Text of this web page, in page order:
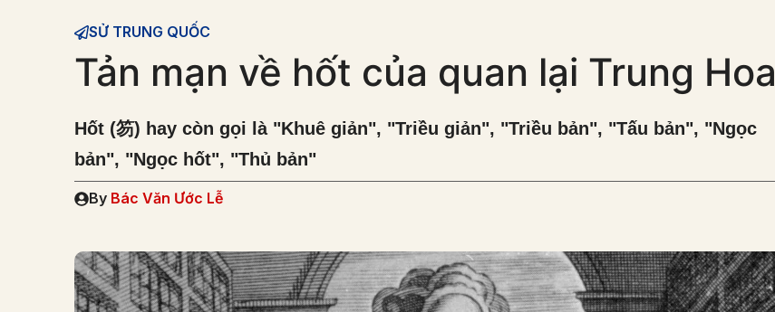
SỬ TRUNG QUỐC
Tản mạn về hốt của quan lại Trung Hoa
Hốt (笏) hay còn gọi là "Khuê giản", "Triều giản", "Triều bản", "Tấu bản", "Ngọc
bản", "Ngọc hốt", "Thủ bản"
By Bác Văn Ước Lễ